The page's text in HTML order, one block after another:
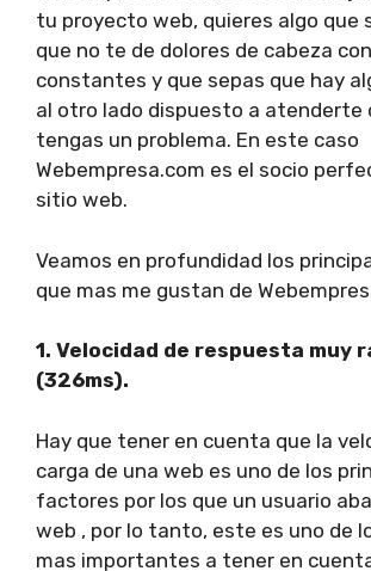
tu proyecto web, quieres algo que
que no te de dolores de cabeza
constantes y que sepas que hay
al otro lado dispuesto a atenderte
tengas un problema. En este caso
Webempresa.com es el socio
sitio web.
Veamos en profundidad los
que mas me gustan de
1. Velocidad de respuesta muy
(326ms).
Hay que tener en cuenta que la
carga de una web es uno de los
factores por los que un usuario
web , por lo tanto, este es uno de
mas importantes a tener en